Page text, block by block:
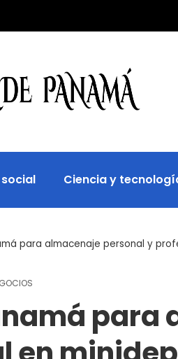
Ciencia y
para almacenaje personal y
para